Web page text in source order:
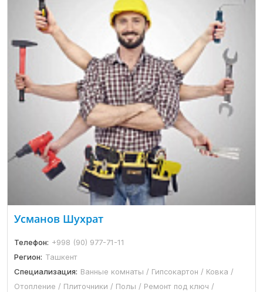
Усманов Шухрат
Телефон: +998 (90) 977-71-11
Регион: Ташкент
Специализация: Ванные комнаты / Гипсокартон / Ковка /
Отопление / Плиточники / Полы / Ремонт под ключ /